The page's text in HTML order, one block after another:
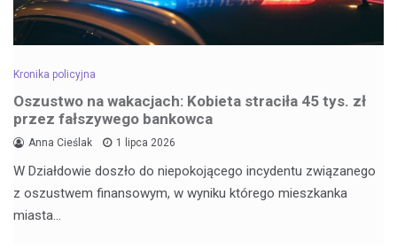
Kronika policyjna
Oszustwo na wakacjach: Kobieta straciła 45 tys. zł
przez fałszywego bankowca
Anna Cieślak 1 lipca 2026
W Działdowie doszło do niepokojącego incydentu związanego
z oszustwem finansowym, w wyniku którego mieszkanka
miasta…